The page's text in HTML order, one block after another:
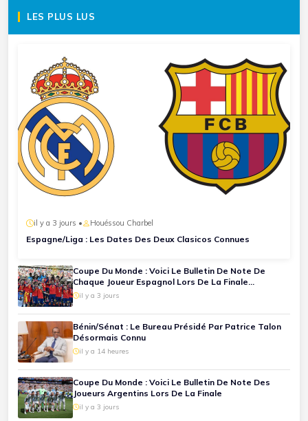
LES PLUS LUS
il y a 3 jours • Houéssou Charbel
Espagne/Liga : Les Dates Des Deux Clasicos Connues
Coupe Du Monde : Voici Le Bulletin De Note De
Chaque Joueur Espagnol Lors De La Finale
Espagne-Argentine
il y a 3 jours
Bénin/Sénat : Le Bureau Présidé Par Patrice Talon
Désormais Connu
il y a 14 heures
Coupe Du Monde : Voici Le Bulletin De Note Des
Joueurs Argentins Lors De La Finale
il y a 3 jours